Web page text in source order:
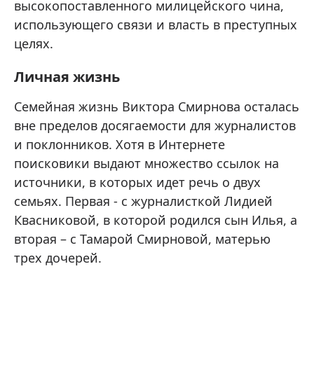
высокопоставленного милицейского чина,
использующего связи и власть в преступных
целях.
Личная жизнь
Семейная жизнь Виктора Смирнова осталась
вне пределов досягаемости для журналистов
и поклонников. Хотя в Интернете
поисковики выдают множество ссылок на
источники, в которых идет речь о двух
семьях. Первая - с журналисткой Лидией
Квасниковой, в которой родился сын Илья, а
вторая – с Тамарой Смирновой, матерью
трех дочерей.